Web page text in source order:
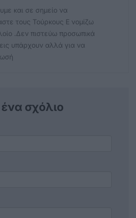
και σε σημείο να
τους Τούρκους Ε νομίζω
.Δεν πιστεύω προσωπικά
υπάρχουν αλλά για να
σχόλιο